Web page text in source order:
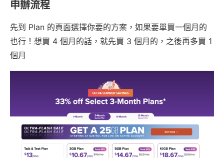
申辦流程
先到 Plan 的頁面選擇你要的方案，如果要單買一個月的
也行！想買 4 個月的話，就先買 3 個月的，之後再多買 1
個月